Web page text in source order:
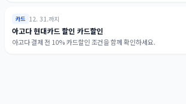
카드 12. 31.까지
아고다 현대카드 할인 카드할인
아고다 결제 전 10% 카드할인 조건을 함께 확인하세요.